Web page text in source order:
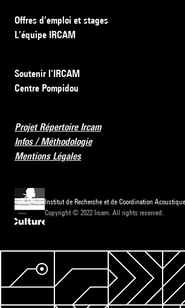
Offres d’emploi et stages
L’équipe IRCAM
Soutenir l’IRCAM
Centre Pompidou
Projet Répertoire Ircam
Infos / Méthodologie
Mentions Légales
Institut de Recherche et de Coordination
Copyright © 2022 Ircam. All rights reserved.